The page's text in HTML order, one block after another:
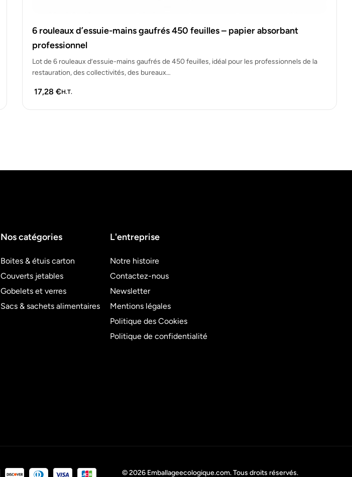
6 rouleaux d’essuie-mains gaufrés 450 feuilles – papier absorbant
professionnel
Lot de 6 rouleaux d’essuie-mains gaufrés de 450 feuilles, idéal pour les professionnels de la
restauration, des collectivités, des bureaux…
17,28 €H.T.
Nos catégories
Boites & étuis carton
Couverts jetables
Gobelets et verres
Sacs & sachets alimentaires
L'entreprise
Notre histoire
Contactez-nous
Newsletter
Mentions légales
Politique des Cookies
Politique de confidentialité
© 2026 Emballageecologique.com. Tous droits réservés.